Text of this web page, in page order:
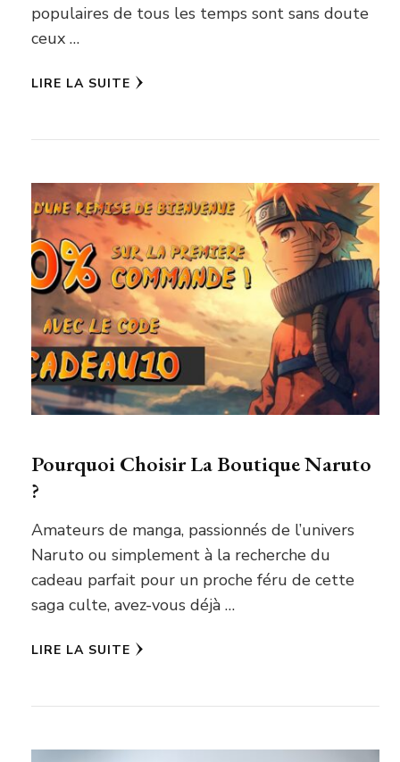
populaires de tous les temps sont sans doute
ceux …
LIRE LA SUITE
Pourquoi Choisir La Boutique Naruto
?
Amateurs de manga, passionnés de l’univers
Naruto ou simplement à la recherche du
cadeau parfait pour un proche féru de cette
saga culte, avez-vous déjà …
LIRE LA SUITE